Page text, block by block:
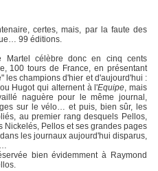
certes, mais, par la faute des
99 éditions.
Martel célèbre donc en cinq cents
100 tours de France, en présentant
les champions d'hier et d'aujourd'hui :
Hugot qui alternent à l'Equipe, mais
naguère pour le même journal,
sur le vélo… et puis, bien sûr, les
au premier rang desquels Pellos,
Pellos et ses grandes pages
les journaux aujourd'hui disparus,
…
bien évidemment à Raymond